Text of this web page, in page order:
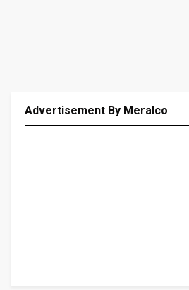
Advertisement By Meralco